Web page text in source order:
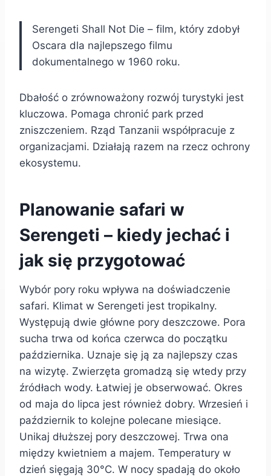
Serengeti Shall Not Die – film, który zdobył
Oscara dla najlepszego filmu
dokumentalnego w 1960 roku.
Dbałość o zrównoważony rozwój turystyki jest
kluczowa. Pomaga chronić park przed
zniszczeniem. Rząd Tanzanii współpracuje z
organizacjami. Działają razem na rzecz ochrony
ekosystemu.
Planowanie safari w
Serengeti – kiedy jechać i
jak się przygotować
Wybór pory roku wpływa na doświadczenie
safari. Klimat w Serengeti jest tropikalny.
Występują dwie główne pory deszczowe. Pora
sucha trwa od końca czerwca do początku
października. Uznaje się ją za najlepszy czas
na wizytę. Zwierzęta gromadzą się wtedy przy
źródłach wody. Łatwiej je obserwować. Okres
od maja do lipca jest również dobry. Wrzesień i
październik to kolejne polecane miesiące.
Unikaj dłuższej pory deszczowej. Trwa ona
między kwietniem a majem. Temperatury w
dzień sięgają 30°C. W nocy spadają do około